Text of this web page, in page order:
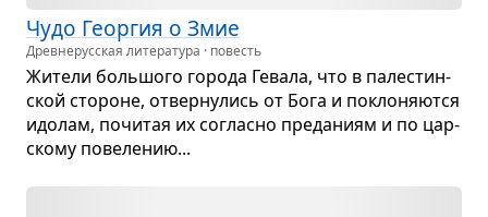
Чудо Геор­гия о Змие
Древне­русская литература · повесть
Жители боль­шого города Гевала, что в пале­стин­
ской сто­роне, отвер­ну­лись от Бога и покло­ня­ются
идо­лам, почи­тая их согласно пре­да­ниям и по цар­
скому пове­ле­нию...